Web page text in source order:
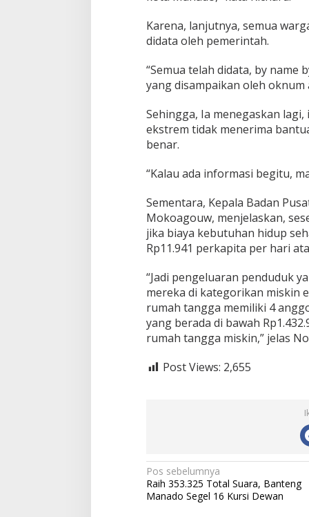
k
D
a
a
t
a
n
t
n
Karena, lanjutnya, semua
didata oleh pemerintah.
“Semua telah didata, by name
yang disampaikan oleh oknum
Sehingga, Ia menegaskan
ekstrem tidak menerima
benar.
“Kalau ada informasi begitu,
Sementara, Kepala Badan
Mokoagouw, menjelaskan,
jika biaya kebutuhan hidup
Rp11.941 perkapita per hari
“Jadi pengeluaran penduduk
mereka di kategorikan miskin
rumah tangga memiliki 4
yang berada di bawah
rumah tangga miskin,” jelas
Post Views: 2,655
N
a
Pos sebelumnya
Raih 353.325 Total Suara, Banteng
Manado Segel 16 Kursi Dewan